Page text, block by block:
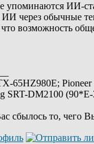
упоминаются ИИ-
ИИ через обычные
что возможность
65HZ980E;
SRT-DM2100
сбылось то, чего